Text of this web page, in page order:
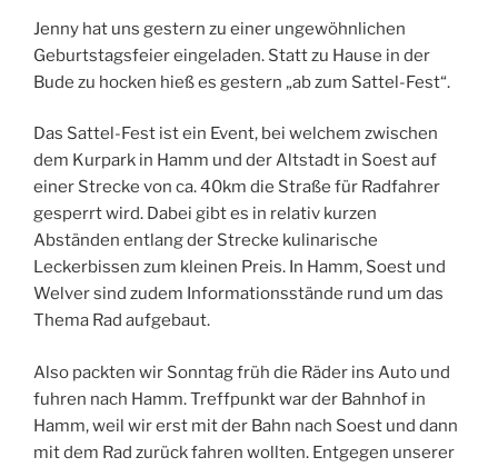
Jenny hat uns gestern zu einer ungewöhnlichen
Geburtstagsfeier eingeladen. Statt zu Hause in der
Bude zu hocken hieß es gestern „ab zum Sattel-Fest“.
Das Sattel-Fest ist ein Event, bei welchem zwischen
dem Kurpark in Hamm und der Altstadt in Soest auf
einer Strecke von ca. 40km die Straße für Radfahrer
gesperrt wird. Dabei gibt es in relativ kurzen
Abständen entlang der Strecke kulinarische
Leckerbissen zum kleinen Preis. In Hamm, Soest und
Welver sind zudem Informationsstände rund um das
Thema Rad aufgebaut.
Also packten wir Sonntag früh die Räder ins Auto und
fuhren nach Hamm. Treffpunkt war der Bahnhof in
Hamm, weil wir erst mit der Bahn nach Soest und dann
mit dem Rad zurück fahren wollten. Entgegen unserer